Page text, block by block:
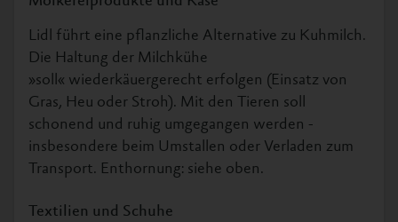
Lidl führt eine pflanzliche Alternative zu Kuhmilch.
Die Haltung der Milchkühe
»soll« wiederkäuergerecht erfolgen (Einsatz von
Gras, Heu oder Stroh). Mit den Tieren soll
schonend und ruhig umgegangen werden -
insbesondere beim Umstallen oder Verladen zum
Transport. Enthornung: siehe oben.
Textilien und Schuhe